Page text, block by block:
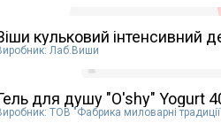
кульковий інтенсивний
Лаб.Виши
для душу "O'shy" Yogurt
ТОВ "Фабрика миловарні